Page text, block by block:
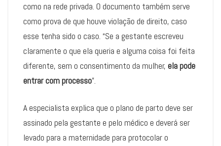
como na rede privada. O documento também serve
como prova de que houve violação de direito, caso
esse tenha sido o caso. “Se a gestante escreveu
claramente o que ela queria e alguma coisa foi feita
diferente, sem o consentimento da mulher, ela pode
entrar com processo”.
A especialista explica que o plano de parto deve ser
assinado pela gestante e pelo médico e deverá ser
levado para a maternidade para protocolar o